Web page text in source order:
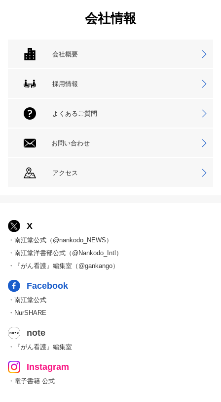
会社情報
会社概要
採用情報
よくあるご質問
お問い合わせ
アクセス
X
・南江堂公式（@nankodo_NEWS）
・南江堂洋書部公式（@Nankodo_Intl）
・『がん看護』編集室（@gankango）
Facebook
・南江堂公式
・NurSHARE
note
・『がん看護』編集室
Instagram
・電子書籍 公式